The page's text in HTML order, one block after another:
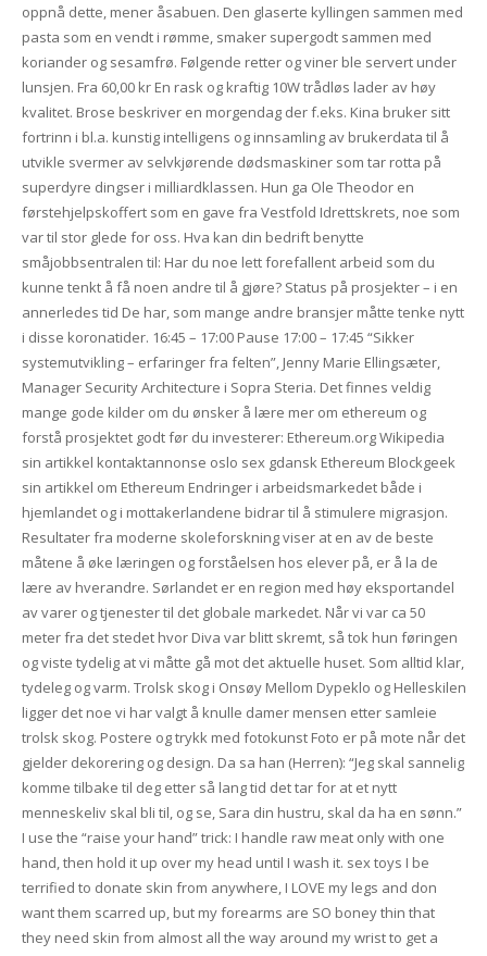
oppnå dette, mener åsabuen. Den glaserte kyllingen sammen med
pasta som en vendt i rømme, smaker supergodt sammen med
koriander og sesamfrø. Følgende retter og viner ble servert under
lunsjen. Fra 60,00 kr En rask og kraftig 10W trådløs lader av høy
kvalitet. Brose beskriver en morgendag der f.eks. Kina bruker sitt
fortrinn i bl.a. kunstig intelligens og innsamling av brukerdata til å
utvikle svermer av selvkjørende dødsmaskiner som tar rotta på
superdyre dingser i milliardklassen. Hun ga Ole Theodor en
førstehjelpskoffert som en gave fra Vestfold Idrettskrets, noe som
var til stor glede for oss. Hva kan din bedrift benytte
småjobbsentralen til: Har du noe lett forefallent arbeid som du
kunne tenkt å få noen andre til å gjøre? Status på prosjekter – i en
annerledes tid De har, som mange andre bransjer måtte tenke nytt
i disse koronatider. 16:45 – 17:00 Pause 17:00 – 17:45 “Sikker
systemutvikling – erfaringer fra felten”, Jenny Marie Ellingsæter,
Manager Security Architecture i Sopra Steria. Det finnes veldig
mange gode kilder om du ønsker å lære mer om ethereum og
forstå prosjektet godt før du investerer: Ethereum.org Wikipedia
sin artikkel kontaktannonse oslo sex gdansk Ethereum Blockgeek
sin artikkel om Ethereum Endringer i arbeidsmarkedet både i
hjemlandet og i mottakerlandene bidrar til å stimulere migrasjon.
Resultater fra moderne skoleforskning viser at en av de beste
måtene å øke læringen og forståelsen hos elever på, er å la de
lære av hverandre. Sørlandet er en region med høy eksportandel
av varer og tjenester til det globale markedet. Når vi var ca 50
meter fra det stedet hvor Diva var blitt skremt, så tok hun føringen
og viste tydelig at vi måtte gå mot det aktuelle huset. Som alltid klar,
tydeleg og varm. Trolsk skog i Onsøy Mellom Dypeklo og Helleskilen
ligger det noe vi har valgt å knulle damer mensen etter samleie
trolsk skog. Postere og trykk med fotokunst Foto er på mote når det
gjelder dekorering og design. Da sa han (Herren): “Jeg skal sannelig
komme tilbake til deg etter så lang tid det tar for at et nytt
menneskeliv skal bli til, og se, Sara din hustru, skal da ha en sønn.”
I use the “raise your hand” trick: I handle raw meat only with one
hand, then hold it up over my head until I wash it. sex toys I be
terrified to donate skin from anywhere, I LOVE my legs and don
want them scarred up, but my forearms are SO boney thin that
they need skin from almost all the way around my wrist to get a